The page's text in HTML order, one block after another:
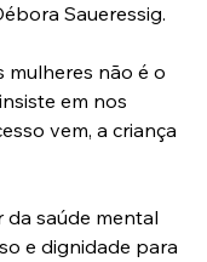
Saueressig.
mulheres não é o
em nos
vem, a criança
da saúde mental
e dignidade para